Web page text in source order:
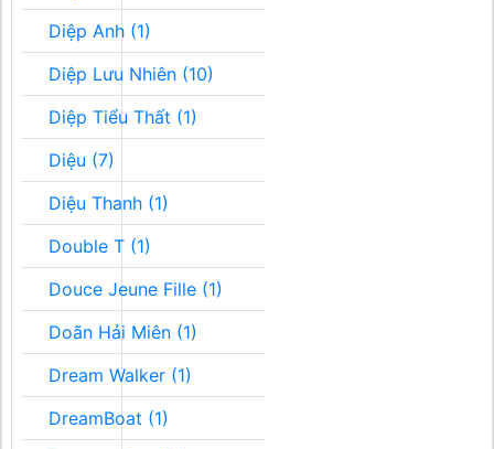
Diệp Anh (1)
Diệp Lưu Nhiên (10)
Diệp Tiểu Thất (1)
Diệu (7)
Diệu Thanh (1)
Double T (1)
Douce Jeune Fille (1)
Doãn Hải Miên (1)
Dream Walker (1)
DreamBoat (1)